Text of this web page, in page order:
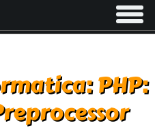
Toggle
PHP: